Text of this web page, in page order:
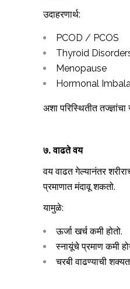
उदाहरणार्थ:
PCOD / PCOS
Thyroid
Menopause
Hormonal
अशा परिस्थितीत
७. वाढते वय
वय वाढत गेल्यानंतर
प्रमाणात मंदावू शकतो.
यामुळे:
ऊर्जा खर्च कमी होतो.
स्नायूंचे प्रमाण कमी
चरबी वाढण्याची